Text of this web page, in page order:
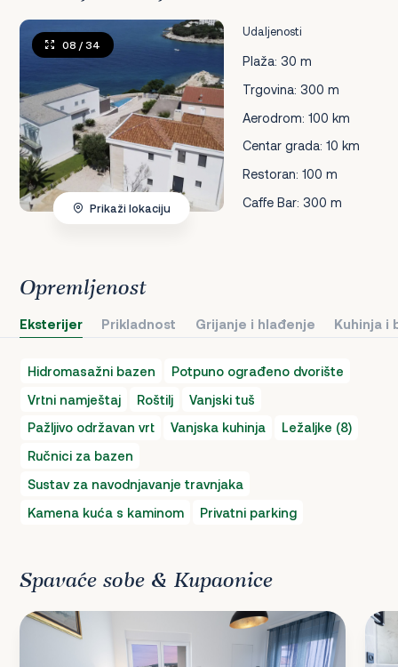
Udaljenosti
Plaža: 30 m
Trgovina: 300 m
Aerodrom: 100 km
Centar grada: 10 km
Restoran: 100 m
Caffe Bar: 300 m
08 / 34
Prikaži lokaciju
Opremljenost
Eksterijer Prikladnost Grijanje i hlađenje Kuhinja i
Hidromasažni bazen
Potpuno ograđeno dvorište
Vrtni namještaj
Roštilj
Vanjski tuš
Pažljivo održavan vrt
Vanjska kuhinja
Ležaljke (8)
Ručnici za bazen
Sustav za navodnjavanje travnjaka
Kamena kuća s kaminom
Privatni parking
Spavaće sobe & Kupaonice